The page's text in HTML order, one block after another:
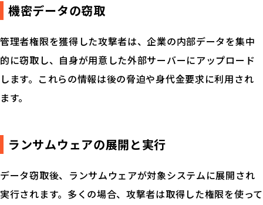
機密データの窃取
管理者権限を獲得した攻撃者は、企業の内部データを集中
的に窃取し、自身が用意した外部サーバーにアップロード
します。これらの情報は後の脅迫や身代金要求に利用され
ます。
ランサムウェアの展開と実行
データ窃取後、ランサムウェアが対象システムに展開され
実行されます。多くの場合、攻撃者は取得した権限を使って